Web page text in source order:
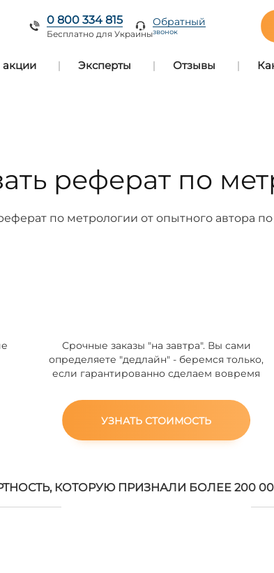
0 800 334 815
Бесплатно для Украины
Обратный
звонок
акции Эксперты Отзывы
реферат по
по метрологии от опытного автора
Срочные заказы "на завтра". Вы сами
определяете "дедлайн" - беремся только,
если гарантированно сделаем вовремя
УЗНАТЬ СТОИМОСТЬ
КОТОРУЮ ПРИЗНАЛИ БОЛЕЕ 200